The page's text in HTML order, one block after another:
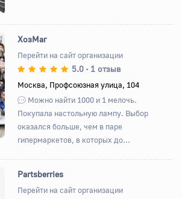
Вперед
ХозМаг
Перейти на сайт организации
5.0 • 1 отзыв
Москва, Профсоюзная улица, 104
Можно найти 1000 и 1 мелочь.
Покупала настольную лампу. Выбор
оказался больше, чем в паре
гипермаркетов, в которых до...
Partsberries
Перейти на сайт организации